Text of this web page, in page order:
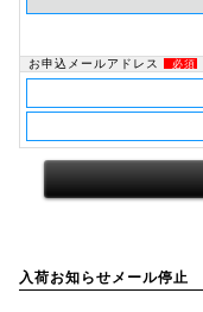
お申込メールアドレス 必須
入荷お知らせメール停止